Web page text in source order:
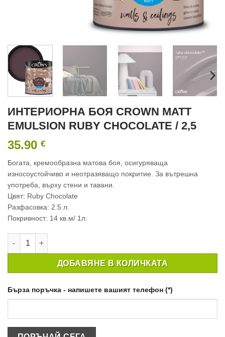
ИНТЕРИОРНА БОЯ CROWN MATT
EMULSION RUBY CHOCOLATE / 2,5
35.90 €
Богата, кремообразна матова боя, осигуряваща
износоустойчиво и неотразяващо покритие. За вътрешна
употреба, върху стени и тавани.
Цвят: Ruby Chocolate
Разфасовка: 2.5 л.
Покривност: 14 кв.м/ 1л.
количество за ИНТЕРИОРНА БОЯ CROWN MATT EMULSION
ДОБАВЯНЕ В КОЛИЧКАТА
Бърза поръчка - напишете вашият телефон (*)